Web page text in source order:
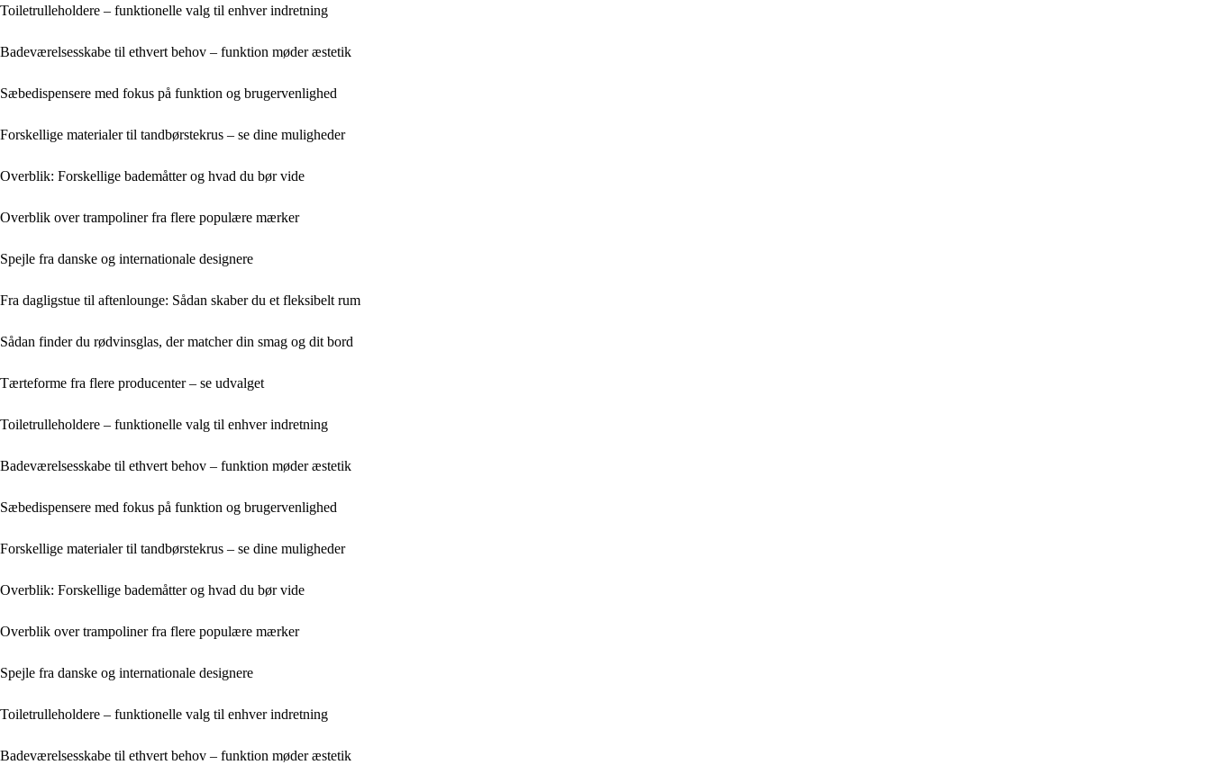
Toiletrulleholdere – funktionelle valg til enhver indretning
Badeværelsesskabe til ethvert behov – funktion møder æstetik
Sæbedispensere med fokus på funktion og brugervenlighed
Forskellige materialer til tandbørstekrus – se dine muligheder
Overblik: Forskellige bademåtter og hvad du bør vide
Overblik over trampoliner fra flere populære mærker
Spejle fra danske og internationale designere
Fra dagligstue til aftenlounge: Sådan skaber du et fleksibelt rum
Sådan finder du rødvinsglas, der matcher din smag og dit bord
Tærteforme fra flere producenter – se udvalget
Toiletrulleholdere – funktionelle valg til enhver indretning
Badeværelsesskabe til ethvert behov – funktion møder æstetik
Sæbedispensere med fokus på funktion og brugervenlighed
Forskellige materialer til tandbørstekrus – se dine muligheder
Overblik: Forskellige bademåtter og hvad du bør vide
Overblik over trampoliner fra flere populære mærker
Spejle fra danske og internationale designere
Toiletrulleholdere – funktionelle valg til enhver indretning
Badeværelsesskabe til ethvert behov – funktion møder æstetik